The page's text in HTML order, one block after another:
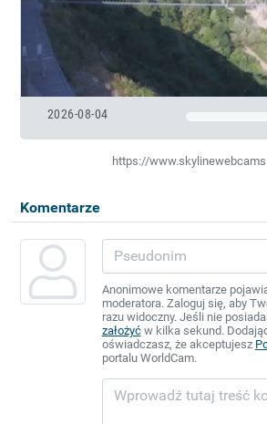
2026-08-04
https://
Komentarze
Anonimowe komentarze
moderatora. Zaloguj się, aby
razu widoczny. Jeśli nie
założyćw kilka sekund.
oświadczasz, że akceptujesz
portalu WorldCam.